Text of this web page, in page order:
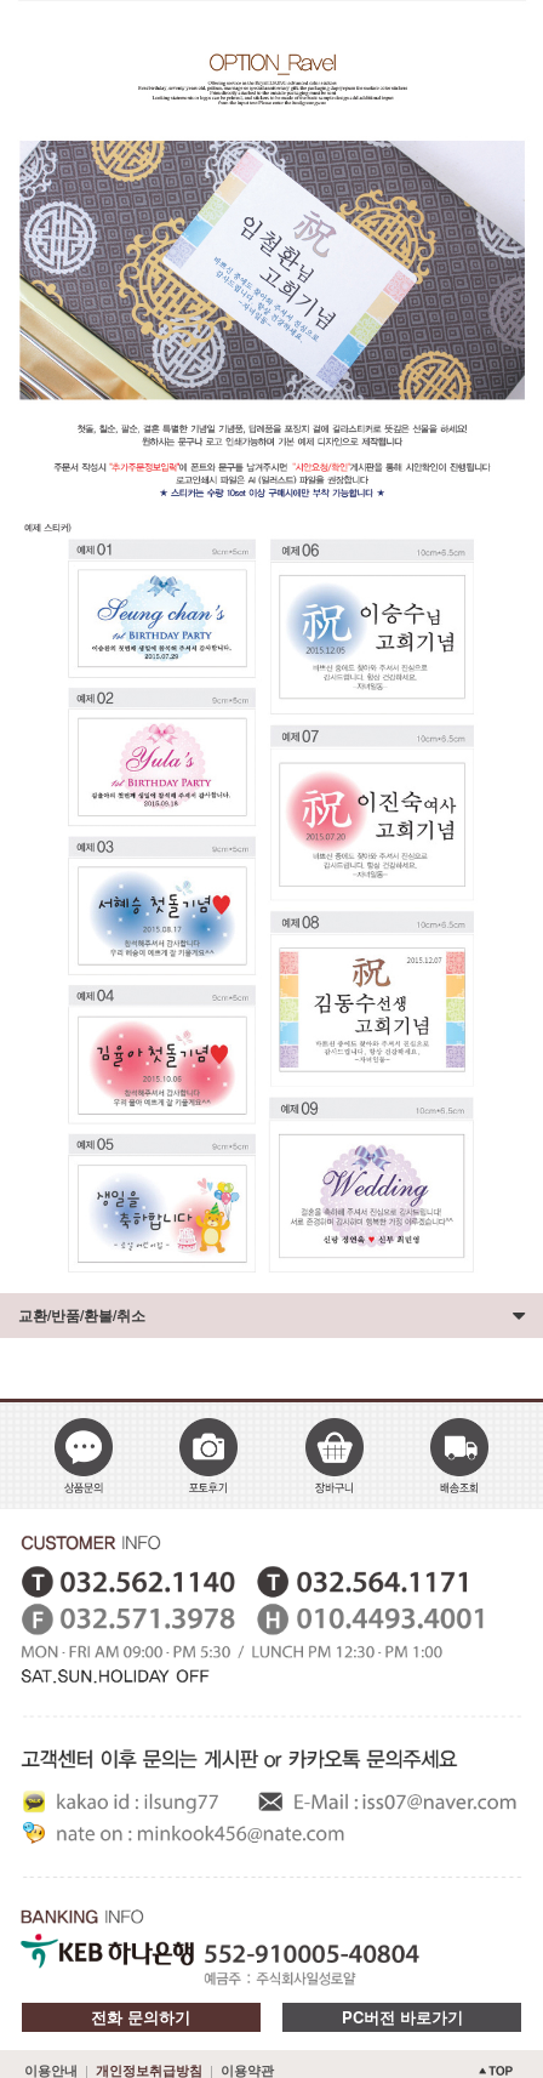
교환/반품/환불/취소
전화 문의하기 PC버전 바로가기
이용안내 |개인정보취급방침 | 이용약관